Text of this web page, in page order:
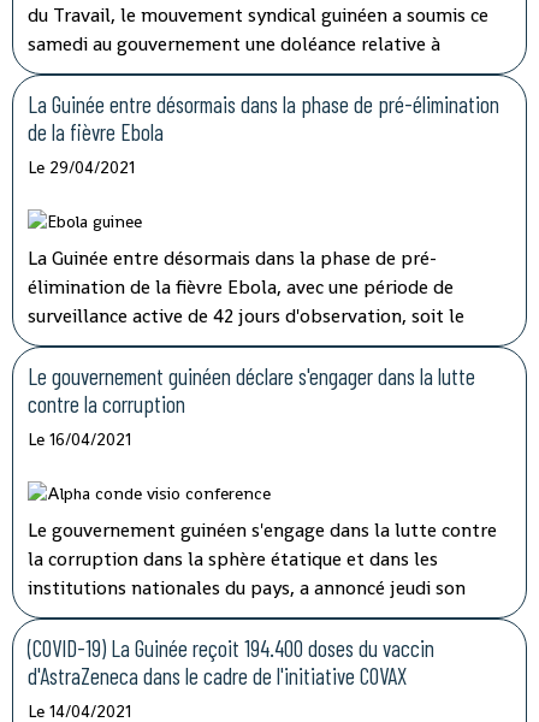
du Travail, le mouvement syndical guinéen a soumis ce
samedi au gouvernement une doléance relative à
l'augmentation de salaire et de pension de retraite.
La Guinée entre désormais dans la phase de pré-élimination
de la fièvre Ebola
Le 29/04/2021
La Guinée entre désormais dans la phase de pré-
élimination de la fièvre Ebola, avec une période de
surveillance active de 42 jours d'observation, soit le
double de la période d'incubation du virus, a indiqué
mardi à la télévision nationale, Sory Condé, chargé des
études au département surveillance à l'Agence nationale
de sécurité sanitaire (ANSS).
Le gouvernement guinéen déclare s'engager dans la lutte
contre la corruption
Le 16/04/2021
Le gouvernement guinéen s'engage dans la lutte contre
la corruption dans la sphère étatique et dans les
institutions nationales du pays, a annoncé jeudi son
porte-parole, Aboubacar Sylla.Lors de la session
ordinaire du conseil des ministres tenu par
visioconférence, le président Alpha Condé a insisté sur
''la cohérence et la complémentarité qui doivent
(COVID-19) La Guinée reçoit 194.400 doses du vaccin
d'AstraZeneca dans le cadre de l'initiative COVAX
Le 14/04/2021